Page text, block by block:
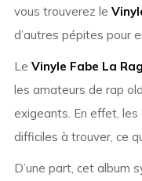
vous trouverez le
d’autres pépites pour
Le Vinyle Fabe La
les amateurs de rap
exigeants. En effet,
difficiles à trouver, ce
D’une part, cet album